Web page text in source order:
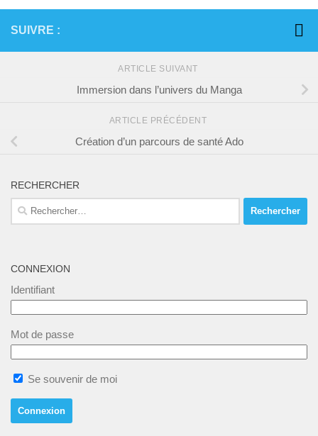
Abonnez vous à notre newsletter !
SUIVRE :
ARTICLE SUIVANT
Immersion dans l’univers du Manga
ARTICLE PRÉCÉDENT
Création d’un parcours de santé Ado
RECHERCHER
Rechercher :
CONNEXION
Identifiant
Mot de passe
Se souvenir de moi